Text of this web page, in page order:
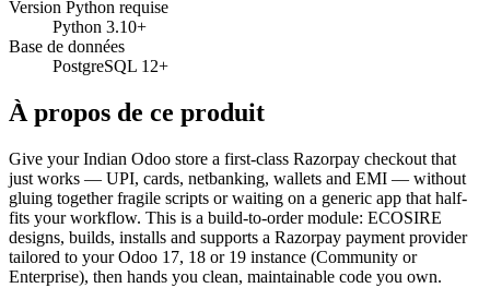
Version Python requise
Python 3.10+
Base de données
PostgreSQL 12+
À propos de ce produit
Give your Indian Odoo store a first-class Razorpay checkout that
just works — UPI, cards, netbanking, wallets and EMI — without
gluing together fragile scripts or waiting on a generic app that half-
fits your workflow. This is a build-to-order module: ECOSIRE
designs, builds, installs and supports a Razorpay payment provider
tailored to your Odoo 17, 18 or 19 instance (Community or
Enterprise), then hands you clean, maintainable code you own.